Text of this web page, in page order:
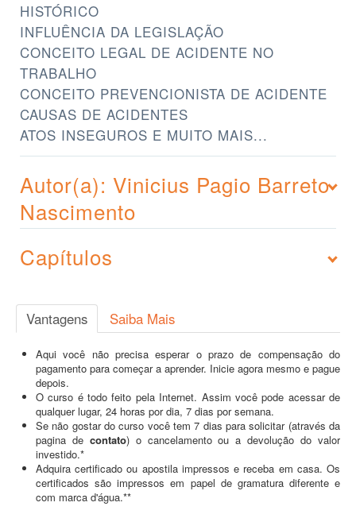
HISTÓRICO
INFLUÊNCIA DA LEGISLAÇÃO
CONCEITO LEGAL DE ACIDENTE NO
TRABALHO
CONCEITO PREVENCIONISTA DE ACIDENTE
CAUSAS DE ACIDENTES
ATOS INSEGUROS E MUITO MAIS...
Autor(a): Vinicius Pagio Barreto
Nascimento
Capítulos
Vantagens Saiba Mais
Aqui você não precisa esperar o prazo de compensação do
pagamento para começar a aprender. Inicie agora mesmo e pague
depois.
O curso é todo feito pela Internet. Assim você pode acessar de
qualquer lugar, 24 horas por dia, 7 dias por semana.
Se não gostar do curso você tem 7 dias para solicitar (através da
pagina de contato) o cancelamento ou a devolução do valor
investido.*
Adquira certificado ou apostila impressos e receba em casa. Os
certificados são impressos em papel de gramatura diferente e
com marca d'água.**